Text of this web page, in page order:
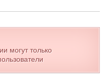
могут только